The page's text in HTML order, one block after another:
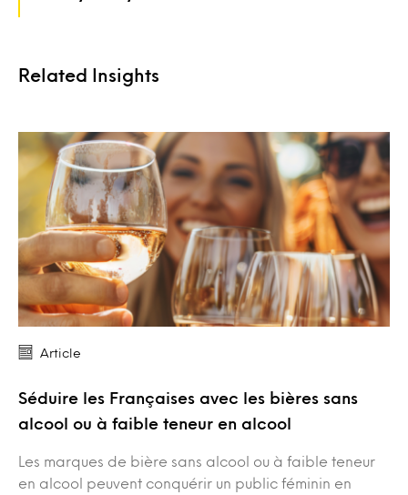
Related Insights
Article
Séduire les Françaises avec les bières sans
alcool ou à faible teneur en alcool
Les marques de bière sans alcool ou à faible teneur
en alcool peuvent conquérir un public féminin en